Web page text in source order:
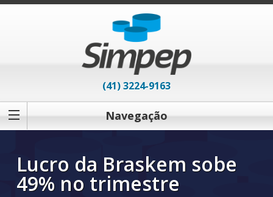
(41) 3224-9163
Navegação
Lucro da Braskem sobe
49% no trimestre